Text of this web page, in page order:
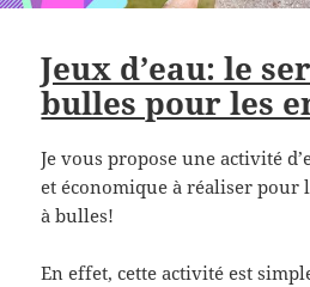
Jeux d’eau: le
bulles pour les
Je vous propose une activité
et économique à réaliser pour
à bulles!
En effet, cette activité est